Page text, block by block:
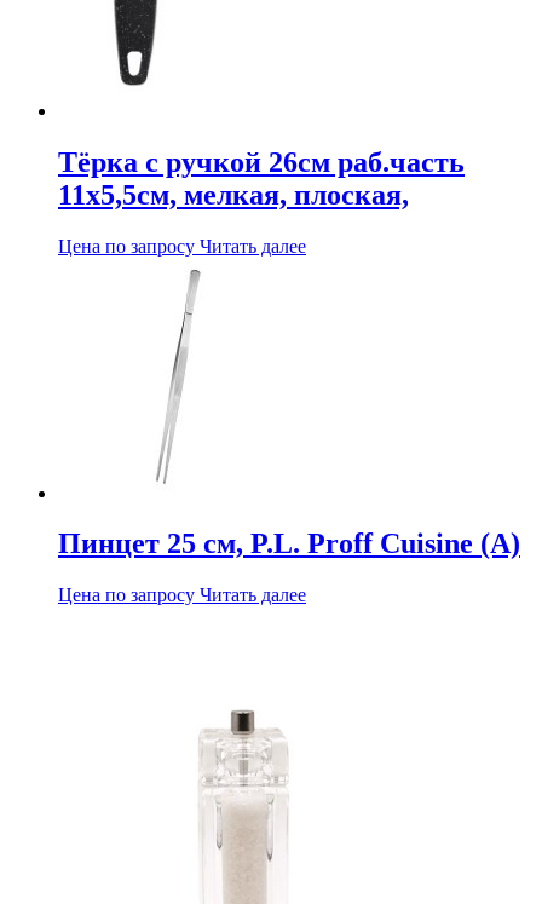
Тёрка с ручкой 26см раб.часть
11х5,5см, мелкая, плоская,
Цена по запросу Читать далее
Пинцет 25 см, P.L. Proff Cuisine (А)
Цена по запросу Читать далее